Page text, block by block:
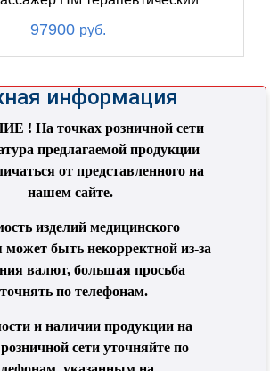
97900 руб.
информация
! На точках розничной сети
предлагаемой продукции
от представленного на
нашем сайте.
изделий медицинского
может быть некорректной из-за
валют, большая просьба
по телефонам.
и наличии продукции на
сети уточняйте по